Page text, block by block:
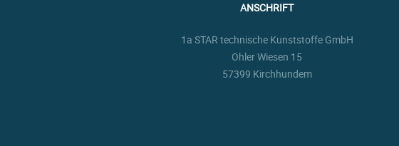
ANSCHRIFT
1a STAR technische Kunststoffe GmbH
Ohler Wiesen 15
57399 Kirchhundem